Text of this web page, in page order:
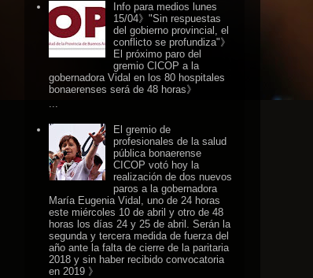
Info para medios lunes
15/04》"Sin respuestas
del gobierno provincial, el
conflicto se profundiza"》
El próximo paro del
gremio CICOP a la
gobernadora Vidal en los 80 hospitales
bonaerenses será de 48 horas》
El gremio de
profesionales de la salud
pública bonaerense
CICOP votó hoy la
realización de dos nuevos
paros a la gobernadora
María Eugenia Vidal, uno de 24 horas
este miércoles 10 de abril y otro de 48
horas los días 24 y 25 de abril. Serán la
segunda y tercera medida de fuerza del
año ante la falta de cierre de la paritaria
2018 y sin haber recibido convocatoria
en 2019 》